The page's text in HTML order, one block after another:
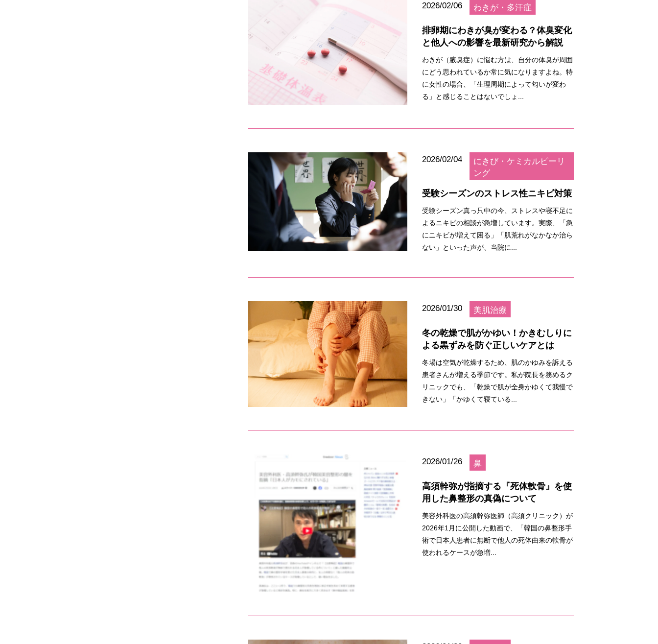
2026/02/06 わきが・多汗症
排卵期にわきが臭が変わる？体臭変化
と他人への影響を最新研究から解説
わきが（腋臭症）に悩む方は、自分の体臭が周囲
にどう思われているか常に気になりますよね。特
に女性の場合、「生理周期によって匂いが変わ
る」と感じることはないでしょ...
2026/02/04
にきび・ケミカルピーリ
ング
受験シーズンのストレス性ニキビ対策
受験シーズン真っ只中の今、ストレスや寝不足に
よるニキビの相談が急増しています。実際、「急
にニキビが増えて困る」「肌荒れがなかなか治ら
ない」といった声が、当院に...
2026/01/30 美肌治療
冬の乾燥で肌がかゆい！かきむしりに
よる黒ずみを防ぐ正しいケアとは
冬場は空気が乾燥するため、肌のかゆみを訴える
患者さんが増える季節です。私が院長を務めるク
リニックでも、「乾燥で肌が全身かゆくて我慢で
きない」「かゆくて寝ている...
2026/01/26 鼻
高須幹弥が指摘する『死体軟骨』を使
用した鼻整形の真偽について
美容外科医の高須幹弥医師（高須クリニック）が
2026年1月に公開した動画で、「韓国の鼻整形手
術で日本人患者に無断で他人の死体由来の軟骨が
使われるケースが急増...